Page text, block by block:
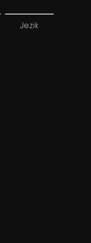
Jezik